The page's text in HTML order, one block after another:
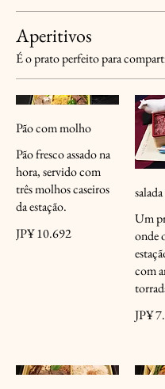
Aperitivos
É o prato perfeito para
Pão com molho
Pão fresco assado na
hora, servido com
três molhos caseiros
da estação.
JP¥ 10.692
Um
onde
com
JP¥